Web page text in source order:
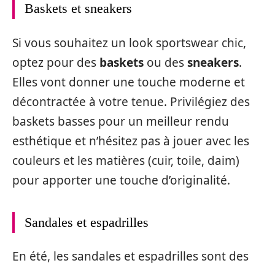
Baskets et sneakers
Si vous souhaitez un look sportswear chic,
optez pour des baskets ou dessneakers.
Elles vont donner une touche moderne et
décontractée à votre tenue. Privilégiez des
baskets basses pour un meilleur rendu
esthétique et n’hésitez pas à jouer avec les
couleurs et les matières (cuir, toile, daim)
pour apporter une touche d’originalité.
Sandales et espadrilles
En été, les sandales et espadrilles sont des